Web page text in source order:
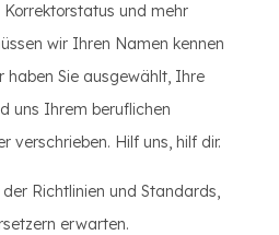
und mehr
wir Ihren Namen kennen
haben Sie ausgewählt, Ihre
uns Ihrem beruflichen
verschrieben. Hilf uns, hilf dir.
Richtlinien und Standards,
erwarten.